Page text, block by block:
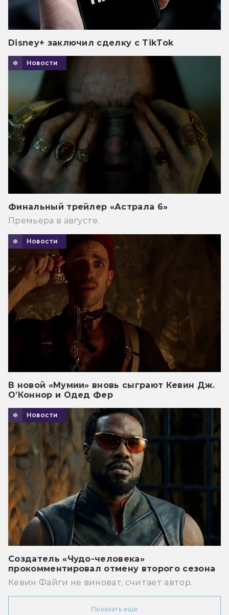
Disney+ заключил сделку с TikTok
Новости
Финальный трейлер «Астрала 6»
Премьера в августе.
Новости
В новой «Мумии» вновь сыграют Кевин Дж.
О’Коннор и Одед Фер
Новости
Создатель «Чудо-человека»
прокомментировал отмену второго сезона
Кевин Файги не виноват, считает автор.
Показать ещё